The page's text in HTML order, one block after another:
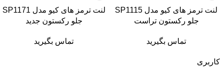
کاربری
لنت ترمز های کیو مدل SP1115
جلو رکستون تراست
تماس بگیرید
لنت ترمز های کیو مدل SP1171
جلو رکستون جدید
تماس بگیرید